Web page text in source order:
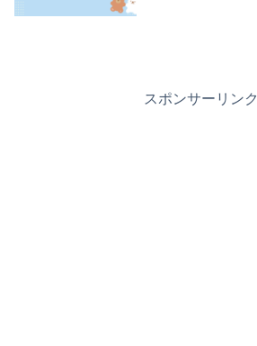
スポンサーリンク